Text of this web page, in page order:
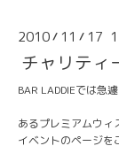
2010/ 11 / 17
チャリティ
BAR LADDIEでは急
あるプレミアムウィ
イベントのページを